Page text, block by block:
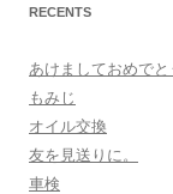
RECENTS
あけましておめでと
もみじ
オイル交換
友を見送りに。
車検